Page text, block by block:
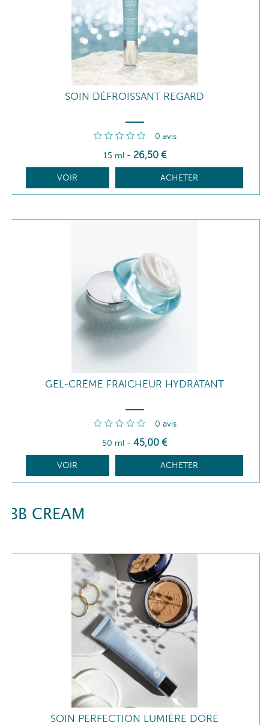
SOIN DÉFROISSANT REGARD
0 avis
15 ml - 26,50 €
VOIR ACHETER
GEL-CRÈME FRAICHEUR HYDRATANT
0 avis
50 ml - 45,00 €
VOIR ACHETER
BB CREAM
SOIN PERFECTION LUMIÈRE DORÉ